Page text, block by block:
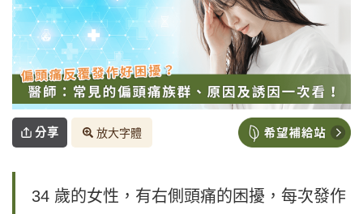
分享 放大字體
34 歲的女性，有右側頭痛的困擾，每次發作